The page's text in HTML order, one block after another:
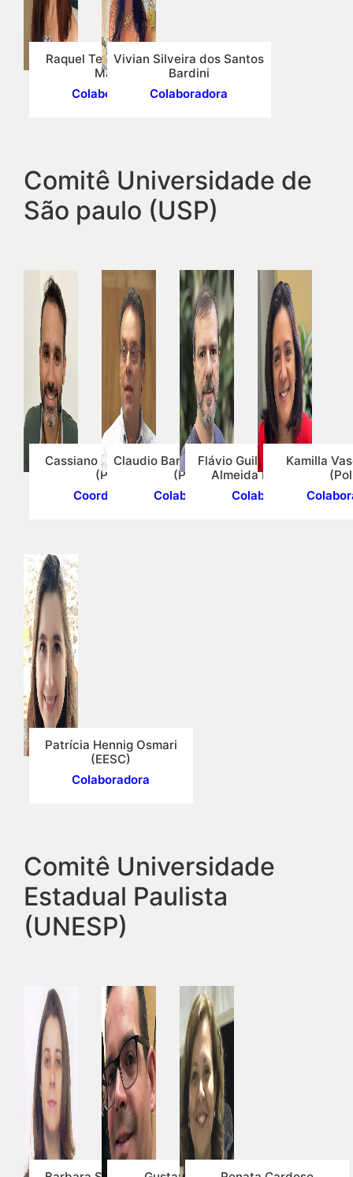
Raquel Teixeira Gomes
Magri
Colaboradora
Vivian Silveira dos Santos
Bardini
Colaboradora
Comitê Universidade de
São paulo (USP)
Cassiano Augusto Isler
(Poli)
Coordenador
Claudio Barbieri da Cunha
(Poli)
Colaborador
Flávio Guilherme Vaz de
Almeida Filho (Poli)
Colaborador
Kamilla
Patrícia Hennig Osmari
(EESC)
Colaboradora
Comitê Universidade
Estadual Paulista
(UNESP)